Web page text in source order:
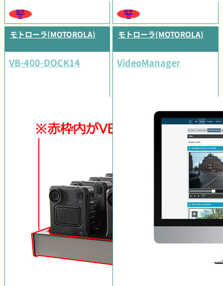
販売
可
販売
可
モトローラ(MOTOROLA)
VB-400-DOCK14
モトローラ(MOTOROLA)
VideoManager